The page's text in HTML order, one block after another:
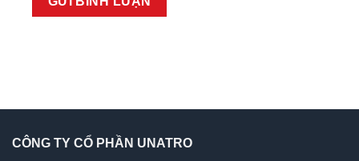
CÔNG TY CỔ PHẦN UNATRO